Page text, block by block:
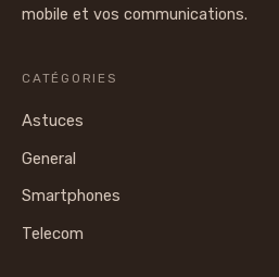
mobile et vos communications.
CATÉGORIES
Astuces
General
Smartphones
Telecom